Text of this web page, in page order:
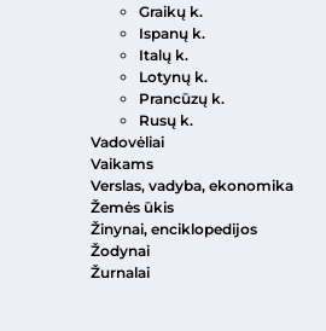
Graikų k.
Ispanų k.
Italų k.
Lotynų k.
Prancūzų k.
Rusų k.
Vadovėliai
Vaikams
Verslas, vadyba, ekonomika
Žemės ūkis
Žinynai, enciklopedijos
Žodynai
Žurnalai